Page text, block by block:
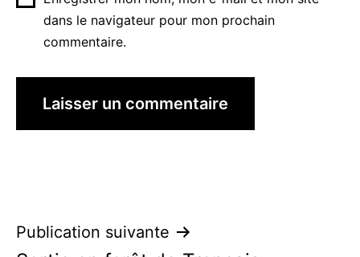
dans le navigateur pour mon prochain
commentaire.
Navigation
Publication suivante